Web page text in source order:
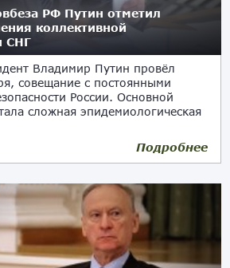
РФ Путин отметил
коллективной
СНГ
Владимир Путин провёл
совещание с постоянными
России. Основной
сложная эпидемиологическая
Подробнее